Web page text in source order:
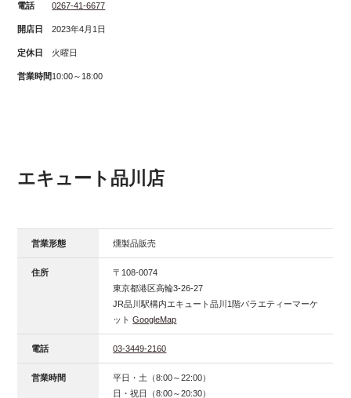
電話 0267-41-6677
開店日 2023年4月1日
定休日 火曜日
営業時間10:00～18:00
エキュート品川店
営業形態 燻製品販売
住所
〒108-0074
東京都港区高輪3-26-27
JR品川駅構内エキュート品川1階バラエティーマーケ
ットGoogleMap
電話 03-3449-2160
営業時間
平日・土（8:00～22:00）
日・祝日（8:00～20:30）